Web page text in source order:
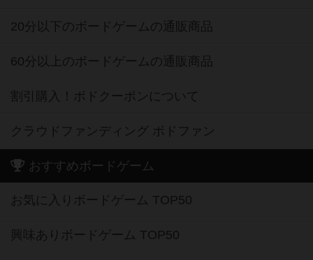
20分以下のボードゲームの通販商品
60分以上のボードゲームの通販商品
割引購入！ボドクーポンについて
クラウドファンディング ボドファン
おすすめボードゲーム
お気に入りボードゲーム TOP50
興味ありボードゲーム TOP50